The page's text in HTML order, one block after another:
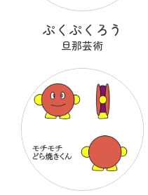
ぷくぷくろう
旦那芸術